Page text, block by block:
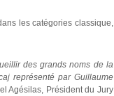
les catégories classique,
des grands noms de la
représenté par Guillaume
Agésilas, Président du Jury